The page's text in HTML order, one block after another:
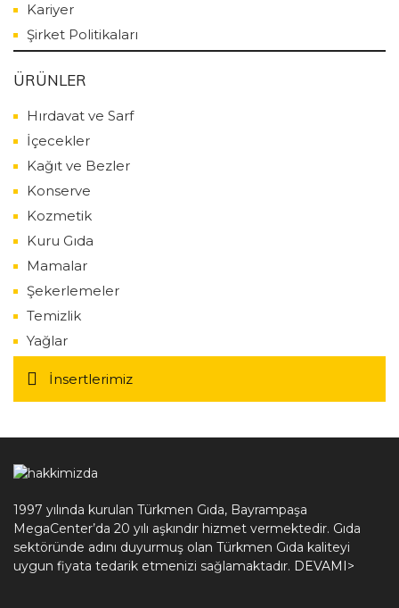
Kariyer
Şirket Politikaları
ÜRÜNLER
Hırdavat ve Sarf
İçecekler
Kağıt ve Bezler
Konserve
Kozmetik
Kuru Gıda
Mamalar
Şekerlemeler
Temizlik
Yağlar
İnsertlerimiz
1997 yılında kurulan Türkmen Gıda, Bayrampaşa
MegaCenter’da 20 yılı aşkındır hizmet vermektedir. Gıda
sektöründe adını duyurmuş olan Türkmen Gıda kaliteyi
uygun fiyata tedarik etmenizi sağlamaktadır. DEVAMI>